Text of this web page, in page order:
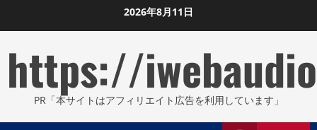
to
2026年8月11日
https://
PR「本サイトはアフィリエイト広告を利用しています」